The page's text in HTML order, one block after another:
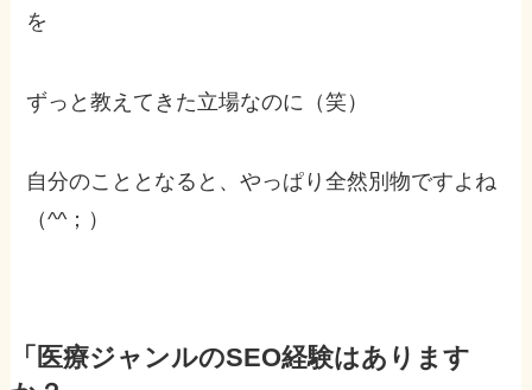
を
ずっと教えてきた立場なのに（笑）
自分のこととなると、やっぱり全然別物ですよね
（^^；）
「医療ジャンルのSEO経験はあります